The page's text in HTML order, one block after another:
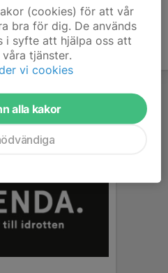
(cookies) för att vår
bra för dig. De används
i syfte att hjälpa oss att
tjänster.
vi cookies
alla kakor